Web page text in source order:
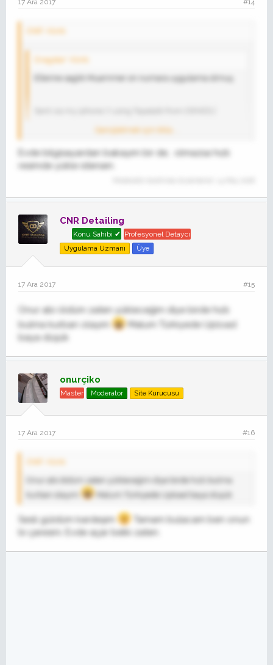
17 Ara 2017 #14
Dragstar' Alıntı:
Ellerine saglık Muammer on numara uygulama olmuş.
Genişletmek için tıkla ...
onurçiko' Alıntı:
@CNR Resimler gitti heralde, görünmüyor.Tekrar
Genişletmek için tıkla ...
Resimler bende görülüyor abi anlayamadım sorun mu var ?
Genişletmek için tıkla ...
Evde bilgisayardan bakayım bir de, olmazsa hızlı
resimde yükle istersen.
CNR Detailing
Konu Sahibi ✔ Profesyonel Detaycı
Uygulama Uzmanı
Üye
17 Ara 2017 #15
Onur abi öldüm zaten yükleceğim diye birde hızlı
bulma kurban olayım
Malum Türkiyede Upload
baya düşük
onurçiko
Master Moderator Site Kurucusu
17 Ara 2017 #16
Onur abi öldüm zaten yükleceğim diye birde hızlı bulma
kurban olayım
Malum Türkiyede Upload baya düşük
Sesli güldüm kardeşim
Tamam bulacam ben onun
bi çaresini. Evde açar belki zaten.